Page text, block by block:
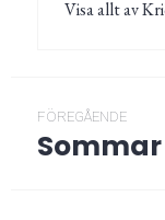
Visa allt av
FÖREGÅENDE
Föregående